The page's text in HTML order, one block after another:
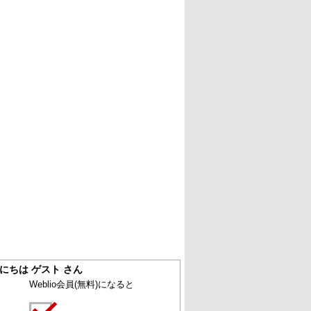
ちは ゲスト さん
Weblio会員(無料)になると